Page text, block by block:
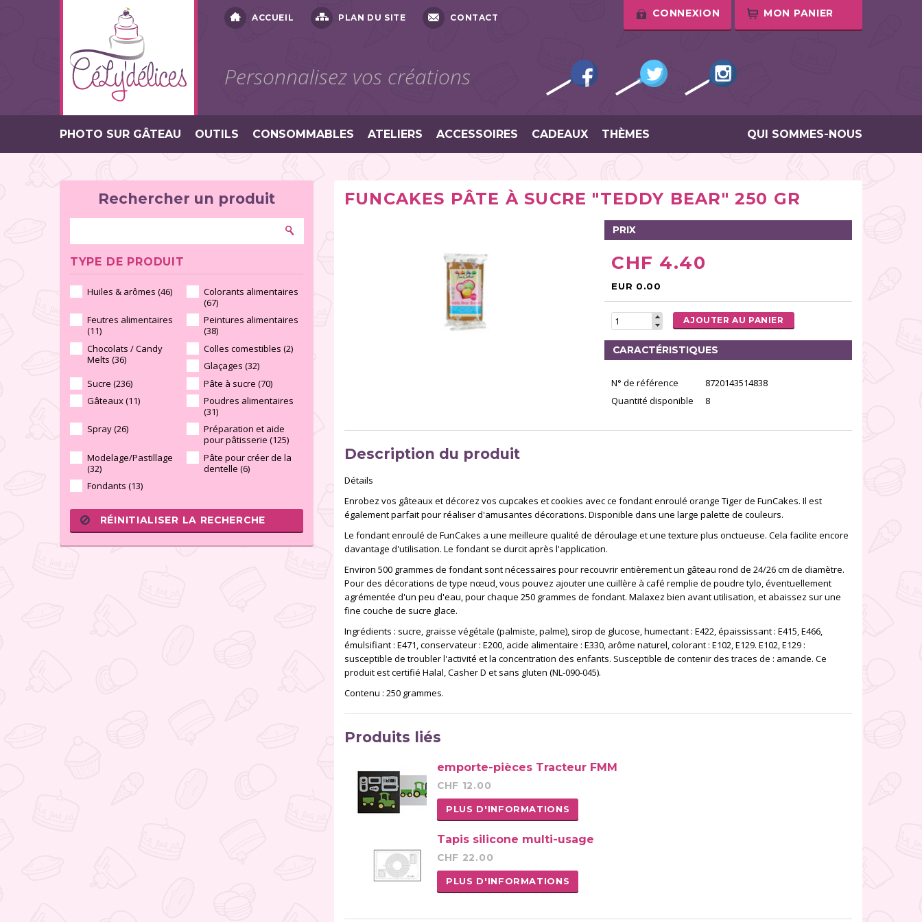
ACCUEIL PLAN DU SITE CONTACT CONNEXION MON PANIER
Personnalisez vos créations
PHOTO SUR GÂTEAU OUTILS CONSOMMABLES ATELIERS ACCESSOIRES CADEAUX THÈMES QUI SOMMES-NOUS
Rechercher un produit
TYPE DE PRODUIT
Huiles & arômes (46)
Colorants alimentaires
(67)
Feutres alimentaires
(11)
Peintures alimentaires
(38)
Chocolats / Candy
Melts (36)
Colles comestibles (2)
Glaçages (32)
Sucre (236)
Pâte à sucre (70)
Gâteaux (11)
Poudres alimentaires
(31)
Spray (26)
Préparation et aide
pour pâtisserie (125)
Modelage/Pastillage
(32)
Pâte pour créer de la
dentelle (6)
Fondants (13)
RÉINITIALISER LA RECHERCHE
FUNCAKES PÂTE À SUCRE "TEDDY BEAR" 250 GR
PRIX
CHF 4.40
EUR 0.00
AJOUTER AU PANIER
CARACTÉRISTIQUES
N° de référence
8720143514838
Quantité disponible
8
Description du produit
Détails
Enrobez vos gâteaux et décorez vos cupcakes et cookies avec ce fondant enroulé orange Tiger de FunCakes. Il est
également parfait pour réaliser d'amusantes décorations. Disponible dans une large palette de couleurs.
Le fondant enroulé de FunCakes a une meilleure qualité de déroulage et une texture plus onctueuse. Cela facilite encore
davantage d'utilisation. Le fondant se durcit après l'application.
Environ 500 grammes de fondant sont nécessaires pour recouvrir entièrement un gâteau rond de 24/26 cm de diamètre.
Pour des décorations de type nœud, vous pouvez ajouter une cuillère à café remplie de poudre tylo, éventuellement
agrémentée d'un peu d'eau, pour chaque 250 grammes de fondant. Malaxez bien avant utilisation, et abaissez sur une
fine couche de sucre glace.
Ingrédients : sucre, graisse végétale (palmiste, palme), sirop de glucose, humectant : E422, épaississant : E415, E466,
émulsifiant : E471, conservateur : E200, acide alimentaire : E330, arôme naturel, colorant : E102, E129. E102, E129 :
susceptible de troubler l'activité et la concentration des enfants. Susceptible de contenir des traces de : amande. Ce
produit est certifié Halal, Casher D et sans gluten (NL-090-045).
Contenu : 250 grammes.
Produits liés
emporte-pièces Tracteur FMM
CHF 12.00
PLUS D'INFORMATIONS
Tapis silicone multi-usage
CHF 22.00
PLUS D'INFORMATIONS